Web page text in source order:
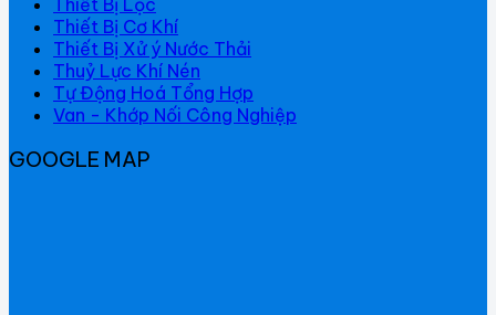
Thiết Bị Cơ Khí
Thiết Bị Xử ý Nước Thải
Thuỷ Lực Khí Nén
Tự Động Hoá Tổng Hợp
Van - Khớp Nối Công Nghiệp
GOOGLE MAP